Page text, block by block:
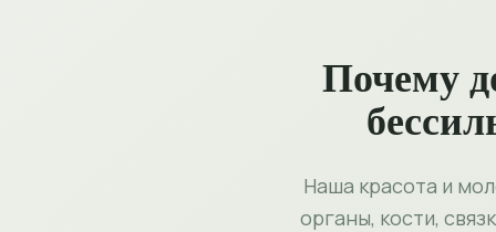
Почему
Наша красота и
органы, кости,